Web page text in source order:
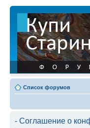
Список форумов
- Соглашение о